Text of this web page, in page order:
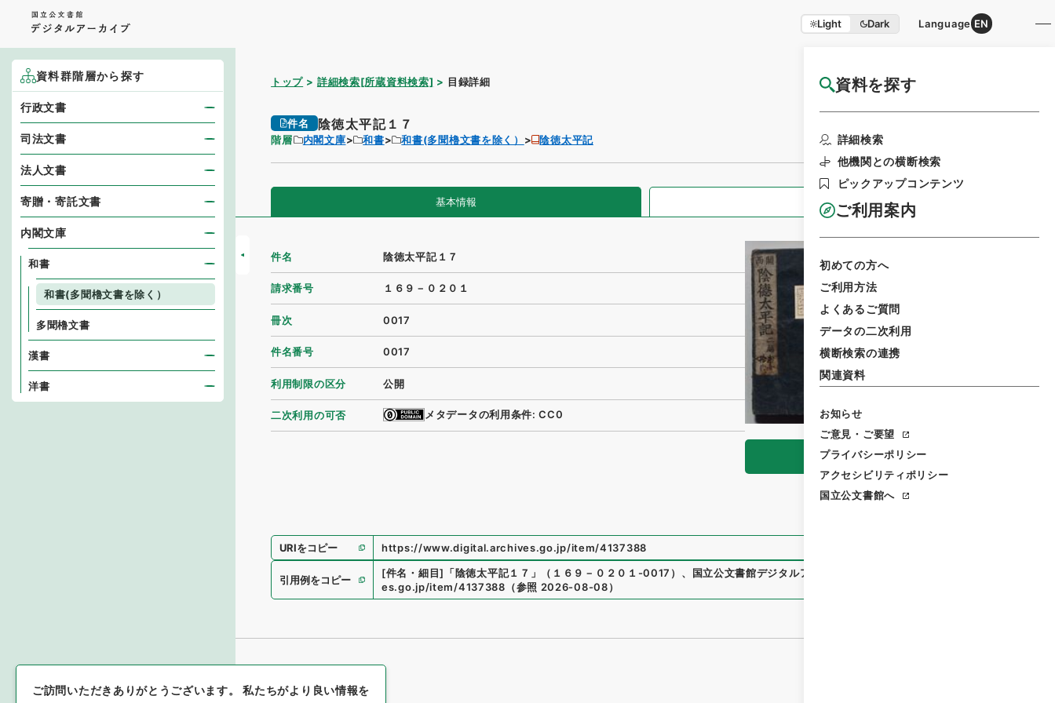
Light Dark Language EN
資料を探す
詳細検索
他機関との横断検索
ピックアップコンテンツ
ご利用案内
初めての方へ
ご利用方法
よくあるご質問
データの二次利用
横断検索の連携
関連資料
お知らせ
ご意見・ご要望
プライバシーポリシー
アクセシビリティポリシー
国立公文書館へ
トップ 詳細検索[所蔵資料検索] 目録詳細 国立公文書館HP利用案内
件名 陰徳太平記１７
階層 内閣文庫 和書 和書(多聞櫓文書を除く） 陰徳太平記
基本情報 全ての情報
閲覧
件名 陰徳太平記１７
請求番号 １６９－０２０１
冊次 0017
件名番号 0017
利用制限の区分 公開
二次利用の可否 メタデータの利用条件: CC0
URIをコピー https://www.digital.archives.go.jp/item/4137388
引用例をコピー
[件名・細目] 「陰徳太平記１７ 」 （ １６９－０２０１-0017 ） 、 国立公文書館デジタルアーカイブ
es.go.jp/item/4137388 （参照 2026-08-08）
資料群階層から探す
行政文書
司法文書
法人文書
寄贈・寄託文書
内閣文庫
和書
和書(多聞櫓文書を除く）
多聞櫓文書
漢書
洋書
ご訪問いただきありがとうございます。私たちがより良い情報を